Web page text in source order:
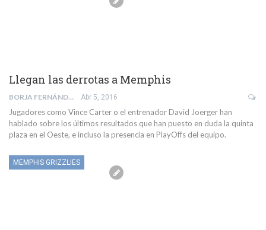
Llegan las derrotas a Memphis
BORJA FERNÁNDEZ SEBASTIÁN Abr 5, 2016
Jugadores como Vince Carter o el entrenador David Joerger han
hablado sobre los últimos resultados que han puesto en duda la quinta
plaza en el Oeste, e incluso la presencia en PlayOffs del equipo.
MEMPHIS GRIZZLIES